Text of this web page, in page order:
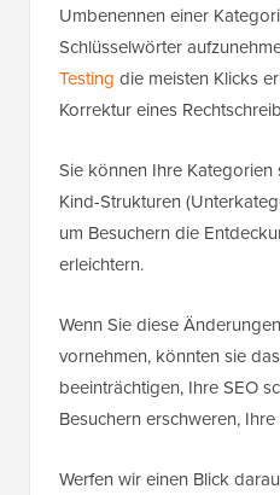
Umbenennen einer
Schlüsselwörter
Testing die meisten Klicks
Korrektur eines
Sie können Ihre
Kind-Strukturen
um Besuchern die
erleichtern.
Wenn Sie diese
vornehmen, könnten sie
beeinträchtigen, Ihre SEO
Besuchern erschweren,
Werfen wir einen Blick